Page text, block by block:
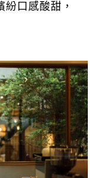
口感酸甜，